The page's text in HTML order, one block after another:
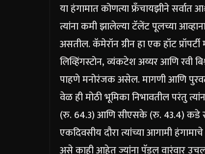
या हंगामात कोणत्या फ्रँचायझीने
त्यांना कमी झालेल्या टॅलेंट पूलच्या
असतील. कॅमेरॉन ग्रीन हा एक हॉट
लिव्हिंगस्टोन, व्यंकटेश अय्यर आणि रवी
पाहणे मनोरंजक असेल.मागणी आणि
वेळ ही मोठी भूमिका निभावतील परंतु
(रु. 64.3) आणि सीएसके (रु. 43.4) कडे
एकदिवसीय दौरा त्यांच्या आगामी
असे काही आहेत ज्यांना पॅडल वारंवार